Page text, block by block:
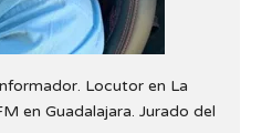
Locutor en La
en Guadalajara. Jurado del